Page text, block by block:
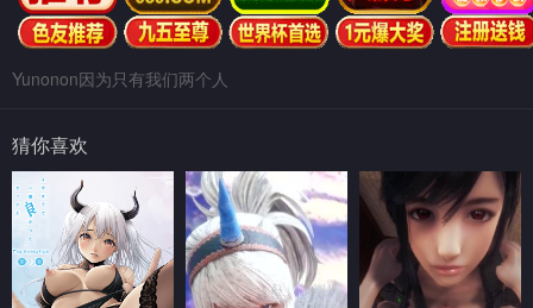
Yunonon因为只有我们两个人
猜你喜欢